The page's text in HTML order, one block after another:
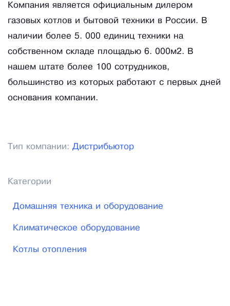
Компания является официальным дилером
газовых котлов и бытовой техники в России. В
наличии более 5. 000 единиц техники на
собственном складе площадью 6. 000м2. В
нашем штате более 100 сотрудников,
большинство из которых работают с первых дней
основания компании.
Тип компании: Дистрибьютор
Категории
Домашняя техника и оборудование
Климатическое оборудование
Котлы отопления